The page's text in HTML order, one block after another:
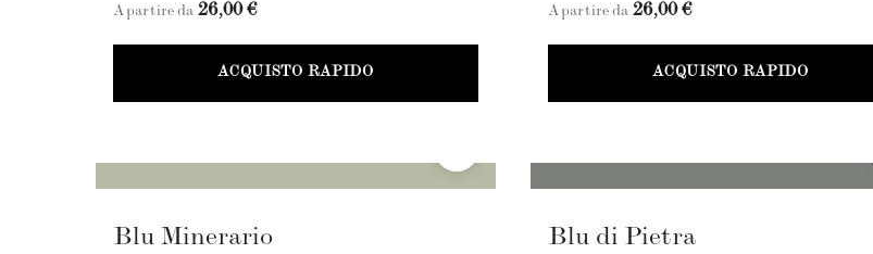
A partire da 26,00 €
ACQUISTO RAPIDO
A partire da 26,00 €
ACQUISTO RAPIDO
Blu Minerario Blu di Pietra